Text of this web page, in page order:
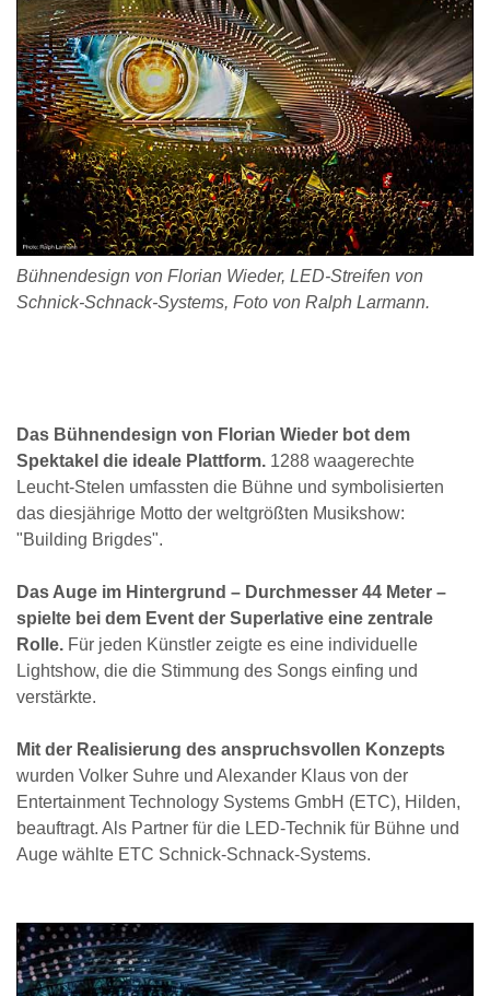
Bühnendesign von Florian Wieder, LED-Streifen von
Schnick-Schnack-Systems, Foto von Ralph Larmann.
Das Bühnendesign von Florian Wieder bot dem
Spektakel die ideale Plattform. 1288 waagerechte
Leucht-Stelen umfassten die Bühne und symbolisierten
das diesjährige Motto der weltgrößten Musikshow:
"Building Brigdes".
Das Auge im Hintergrund – Durchmesser 44 Meter –
spielte bei dem Event der Superlative eine zentrale
Rolle. Für jeden Künstler zeigte es eine individuelle
Lightshow, die die Stimmung des Songs einfing und
verstärkte.
Mit der Realisierung des anspruchsvollen Konzepts
wurden Volker Suhre und Alexander Klaus von der
Entertainment Technology Systems GmbH (ETC), Hilden,
beauftragt. Als Partner für die LED-Technik für Bühne und
Auge wählte ETC Schnick-Schnack-Systems.